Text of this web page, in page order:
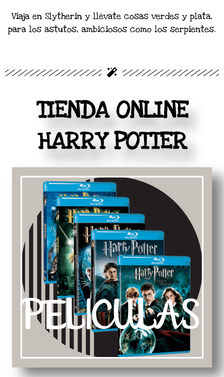
Viaja en Slytherin y llévate cosas verdes y plata,
para los astutos, ambiciosos como los serpientes.
TIENDA ONLINE
HARRY POTTER